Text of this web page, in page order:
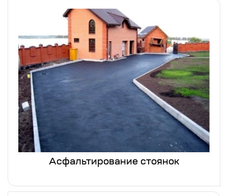
Асфальтирование стоянок